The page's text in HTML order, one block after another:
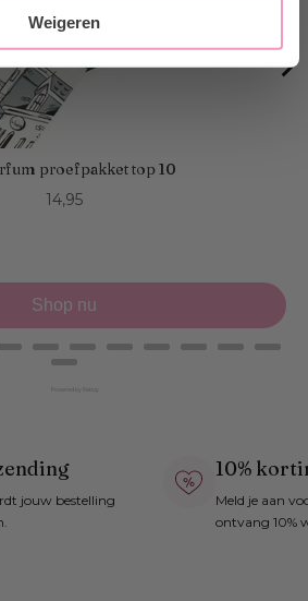
Weigeren
proefpakket top 10
Price
14,95
Shop nu
Powered by Rebuy
jouw bestelling
10%
Meld je aan
ontvang 10%